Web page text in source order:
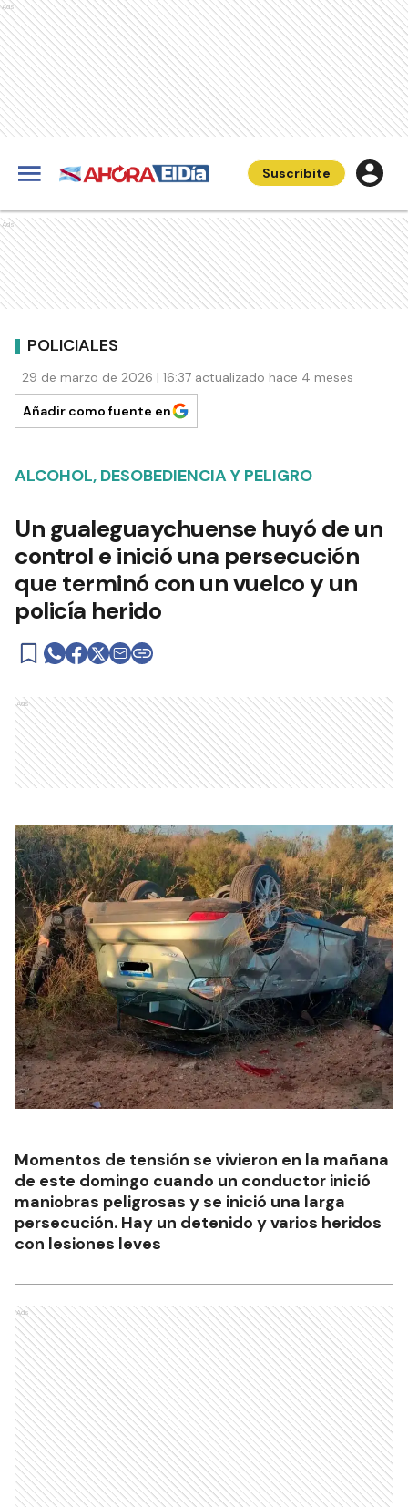
Ads
Suscribite
Ads
POLICIALES
29 de marzo de 2026 | 16:37 actualizado hace 4 meses
Añadir como fuente en
ALCOHOL, DESOBEDIENCIA Y PELIGRO
Un gualeguaychuense huyó de un
control e inició una persecución
que terminó con un vuelco y un
policía herido
Ads
Momentos de tensión se vivieron en la mañana
de este domingo cuando un conductor inició
maniobras peligrosas y se inició una larga
persecución. Hay un detenido y varios heridos
con lesiones leves
Ads